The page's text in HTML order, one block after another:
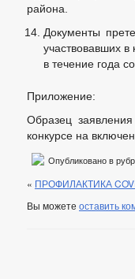
района.
Документы
участвовавших
в течение года
Приложение:
Образец
конкурсе на
Опубликовано в
« ПРОФИЛАКТИКА
Вы можете оставить